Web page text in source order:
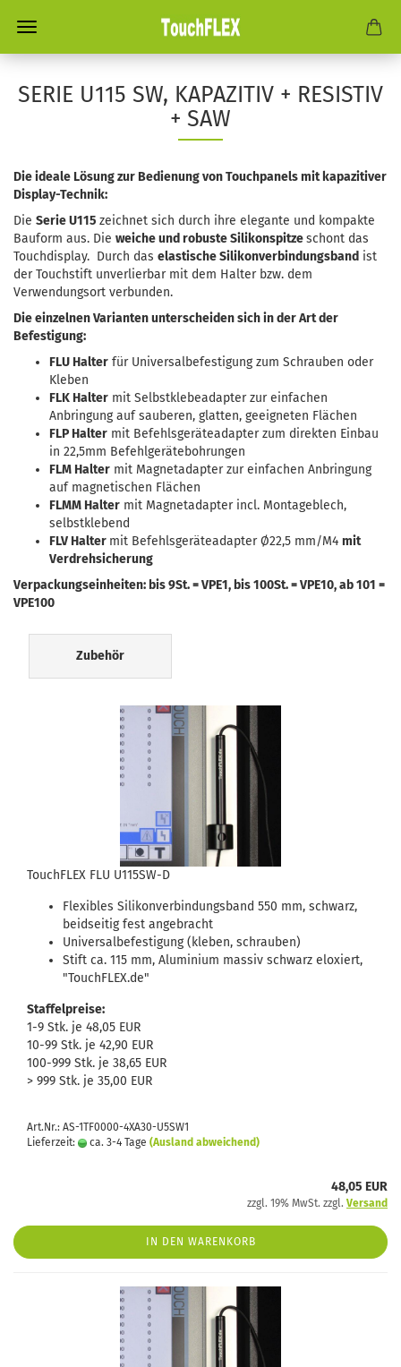
SERIE U115 SW, KAPAZITIV + RESISTIV
+ SAW
Die ideale Lösung zur Bedienung von Touchpanelsmit kapazitiver
Display-Technik:
Die Serie U115 zeichnet sich durch ihre elegante und kompakte
Bauform aus. Die weiche und robuste Silikonspitzeschont das
Touchdisplay. Durch das elastische Silikonverbindungsband ist
der Touchstift unverlierbar mit dem Halter bzw. dem
Verwendungsort verbunden.
Die einzelnen Varianten unterscheiden sich in der Art der
Befestigung:
FLU Halter für Universalbefestigung zum Schrauben oder
Kleben
FLK Halter mit Selbstklebeadapter zur einfachen
Anbringung auf sauberen, glatten, geeigneten Flächen
FLP Halter mit Befehlsgeräteadapter zum direkten Einbau
in 22,5mm Befehlgerätebohrungen
FLM Halter mit Magnetadapter zur einfachen Anbringung
auf magnetischen Flächen
FLMM Halter mit Magnetadapter incl. Montageblech,
selbstklebend
FLV Halter mit Befehlsgeräteadapter Ø22,5 mm/M4 mit
Verdrehsicherung
Verpackungseinheiten: bis 9St. = VPE1, bis 100St. = VPE10, ab 101 =
VPE100
Zubehör
TouchFLEX FLU U115SW-D
Flexibles Silikonverbindungsband 550 mm, schwarz,
beidseitig fest angebracht
Universalbefestigung (kleben, schrauben)
Stift ca. 115 mm, Aluminium massiv schwarz eloxiert,
"TouchFLEX.de"
Staffelpreise:
1-9 Stk. je 48,05 EUR
10-99 Stk. je 42,90 EUR
100-999 Stk. je 38,65 EUR
> 999 Stk. je 35,00 EUR
Art.Nr.: AS-1TF0000-4XA30-U5SW1
Lieferzeit:
ca. 3-4 Tage (Ausland abweichend)
48,05 EUR
zzgl. 19% MwSt. zzgl. Versand
IN DEN WARENKORB